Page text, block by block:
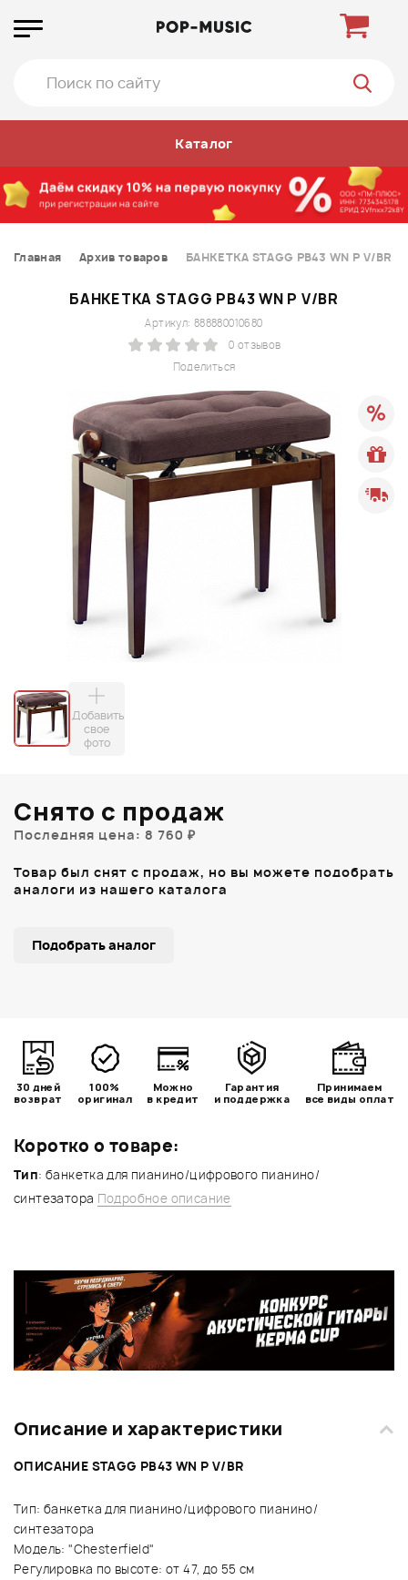
Каталог
Главная Архив товаров БАНКЕТКА STAGG PB43 WN P V/BR
БАНКЕТКА STAGG PB43 WN P V/BR
Поделиться
Артикул: 888880010680
0 отзывов
Добавить
свое
фото
Коротко о товаре:
Тип: банкетка для пианино/цифрового пианино/
синтезатора Подробное описание
Снято с продаж
Последняя цена: 8 760 ₽
Товар был снят с продаж, но вы можете подобрать
аналоги из нашего каталога
Подобрать аналог
30 дней
возврат
100%
оригинал
Можно
в кредит
Гарантия
и поддержка
Принимаем
все виды оплат
Описание и характеристики
ОПИСАНИЕ STAGG PB43 WN P V/BR
Тип: банкетка для пианино/цифрового пианино/
синтезатора
Модель: "Chesterfield"
Регулировка по высоте: от 47, до 55 см